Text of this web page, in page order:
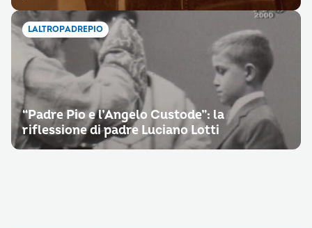
LALTROPADREPIO
“Padre Pio e l’Angelo Custode”: la
riflessione di padre Luciano Lotti